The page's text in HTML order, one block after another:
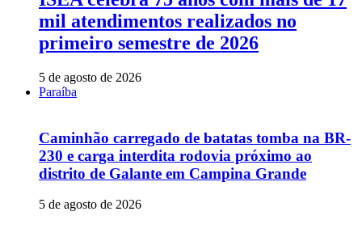
mil atendimentos realizados no
primeiro semestre de 2026
5 de agosto de 2026
Paraíba
Caminhão carregado de batatas tomba na BR-
230 e carga interdita rodovia próximo ao
distrito de Galante em Campina Grande
5 de agosto de 2026